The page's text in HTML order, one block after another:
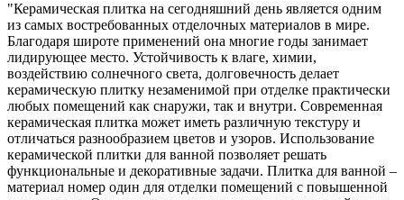
"Керамическая плитка на сегодняшний день является одним
из самых востребованных отделочных материалов в мире.
Благодаря широте применений она многие годы занимает
лидирующее место. Устойчивость к влаге, химии,
воздействию солнечного света, долговечность делает
керамическую плитку незаменимой при отделке практически
любых помещений как снаружи, так и внутри. Современная
керамическая плитка может иметь различную текстуру и
отличаться разнообразием цветов и узоров. Использование
керамической плитки для ванной позволяет решать
функциональные и декоративные задачи. Плитка для ванной –
материал номер один для отделки помещений с повышенной